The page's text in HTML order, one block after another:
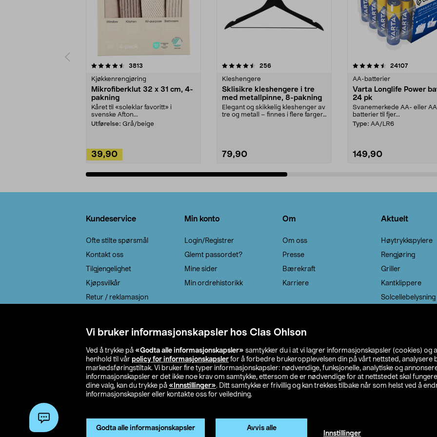
Vi bruker informasjonskapsler hos Clas Ohlson
Ved å trykke på «Godta alle informasjonskapsler» samtykker du i at vi lagrer informasjonskapsler (cookies) og
henhold til vår policy for informasjonskapsler for å forbedre brukeropplevelsen din på vårt nettsted, analysere
markedsføringstiltak. Vi bruker fire typer informasjonskapsler: nødvendige, funksjonelle, analytiske og
informasjonskapsler er det ikke noe krav om samtykke, ettersom de er nødvendige for at nettstedet skal
dine valg, kan du trykke på «Innstillinger». Ditt samtykke er frivillig og kan trekkes tilbake når som helst ved å
informasjonskapsler eller kontakte oss for veiledning.
Godta alle informasjonskapsler Avvis alle
Innstillinger
3813
Kjøkkenrengjøring
Mikrofiberklut 32 x 31 cm, 4-
pakning
Kåret til «soleklar favoritt» i
svenske Afton...
Utførelse: Grå/beige
39,90
4.5av 5 stjerner 256anmeldelser
Kleshengere
Sklisikre kleshengere i tre
med metallpinne, 8-pakning
Elegant og skikkelig kleshenger av
tre og metall – finnes i flere farger.
79,90
4.5av 5 stjerner 24107
AA-batterier
Varta Longlife Power
24 pk
Svanemerkede AA- eller
batterier til fjer...
Type: AA/LR6
149,90
4.5av 5 stjerner
Kundeservice
Ofte stilte spørsmål
Kontakt oss
Tilgjengelighet
Kjøpsvilkår
Retur / reklamasjon
Min konto
Login/Registrer
Glemt passordet?
Mine sider
Min ordrehistorikk
Om
Om oss
Presse
Bærekraft
Karriere
Aktuelt
Høytrykkspylere
Rengjøring
Griller
Kantklippere
Solcellebelysning